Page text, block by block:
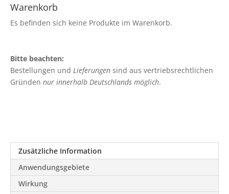
Warenkorb
Es befinden sich keine Produkte im Warenkorb.
Bitte beachten:
Bestellungen und Lieferungen sind aus vertriebsrechtlichen
Gründen nur innerhalb Deutschlands möglich.
Zusätzliche Information
Anwendungsgebiete
Wirkung